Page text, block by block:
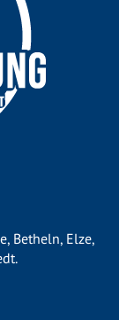
, Betheln, Elze,
.